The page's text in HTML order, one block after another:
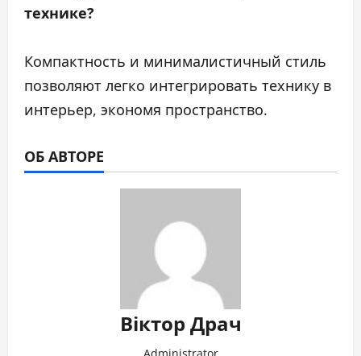
технике?
Компактность и минималистичный стиль
позволяют легко интегрировать технику в
интерьер, экономя пространство.
ОБ АВТОРЕ
Віктор Драч